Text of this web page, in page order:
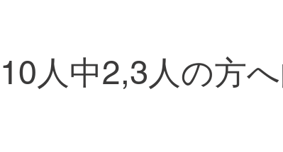
人中2,3人の方